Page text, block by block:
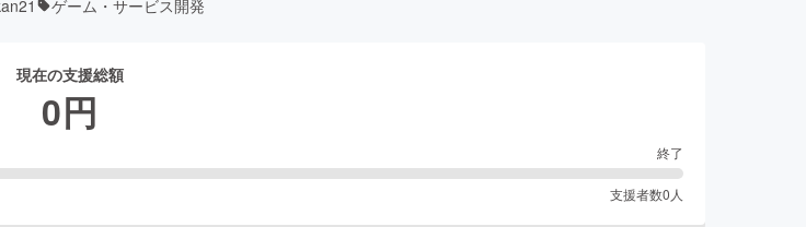
ゲーム・サービス開発
現在の支援総額
0円
終了
支援者数0 人